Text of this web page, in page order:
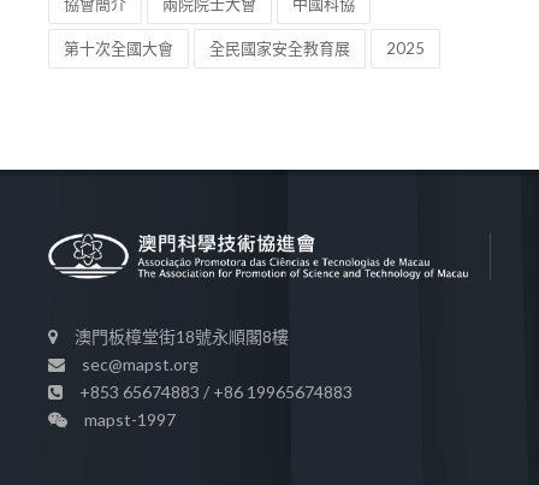
第十次全國大會 全民國家安全教育展 2025
澳門板樟堂街18號永順閣8樓
sec@mapst.org
+853 65674883 / +86 19965674883
mapst-1997